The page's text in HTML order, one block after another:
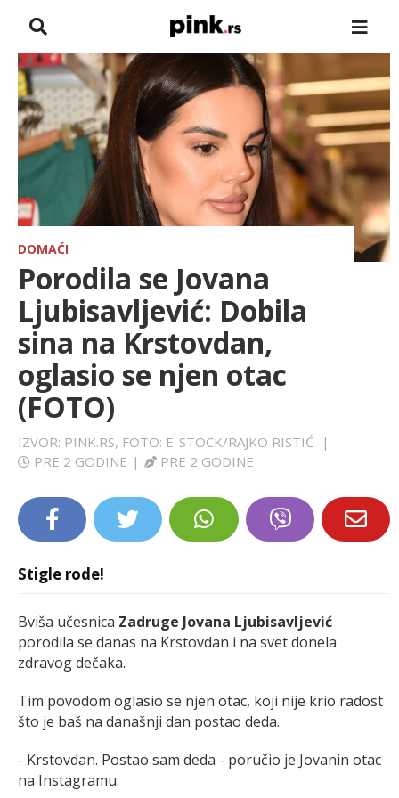
NASLOVNA
VESTI
ZADRUGA
SHOWBIZ
HRONIKA
FARMERI
TV
SPORT
LIFESTYLE
EXTRA
DOMAĆI
Porodila se Jovana
Ljubisavljević: Dobila
sina na Krstovdan,
oglasio se njen otac
(FOTO)
IZVOR: PINK.RS, FOTO: E-STOCK/RAJKO RISTIĆ
|
PRE 2 GODINE | PRE 2 GODINE
Stigle rode!
Bviša učesnica Zadruge Jovana Ljubisavljević
porodila se danas na Krstovdan i na svet donela
zdravog dečaka.
Tim povodom oglasio se njen otac, koji nije krio radost
što je baš na današnji dan postao deda.
- Krstovdan. Postao sam deda - poručio je Jovanin otac
na Instagramu.